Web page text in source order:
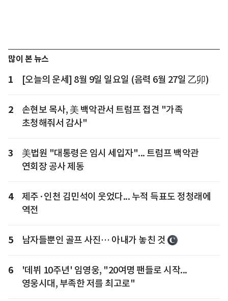
많이 본 뉴스
1 [오늘의 운세] 8월 9일 일요일 (음력 6월 27일 乙卯)
2
손현보 목사, 美 백악관서 트럼프 접견 "가족
초청해줘서 감사"
3
美법원 "대통령은 임시 세입자"... 트럼프 백악관
연회장 공사 제동
4
제주·인천 김민석이 웃었다... 누적 득표도 정청래에
역전
5 남자들뿐인 골프 사진… 아내가 놓친 것
6
'데뷔 10주년' 임영웅, "20여명 팬들로 시작...
영웅시대, 부족한 저를 최고로"